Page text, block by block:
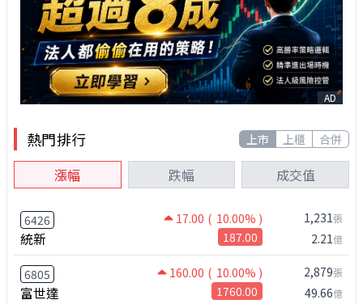
AD
熱門排行 上市 上櫃 合併
漲幅 跌幅 成交值
6426 17.00 ( 10.00% )
統新 187.00
1,231張
2.21億
6805 160.00 ( 10.00% )
富世達 1760.00
2,879張
49.66億